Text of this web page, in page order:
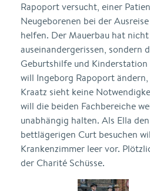
Rapoport versucht, einer
Neugeborenen bei der
helfen. Der Mauerbau hat
auseinandergerissen, sondern
Geburtshilfe und
will Ingeborg Rapoport
Kraatz sieht keine
will die beiden Fachbereiche
unabhängig halten. Als Ella
bettlägerigen Curt besuchen
Krankenzimmer leer vor.
der Charité Schüsse.